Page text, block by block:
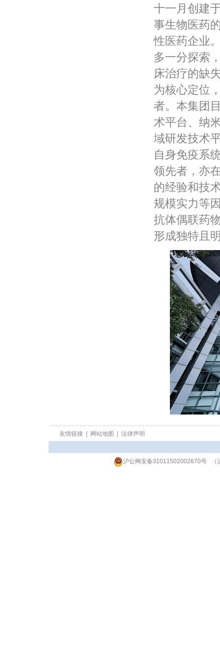
十一月创建
事生物医药
性医药企业
多一分探索
床治疗的缺
为核心定位
者。本集团
术平台、纳
域研发技术
自身免疫系
领先者，亦
的经验和技
规模实力等
抗体偶联药
形成独特且
友情链接 网站地图 法律声明
沪公网安备31011502002670号（